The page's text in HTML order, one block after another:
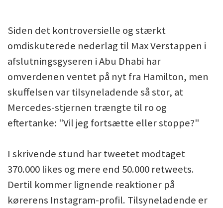
Siden det kontroversielle og stærkt
omdiskuterede nederlag til Max Verstappen i
afslutningsgyseren i Abu Dhabi har
omverdenen ventet på nyt fra Hamilton, men
skuffelsen var tilsyneladende så stor, at
Mercedes-stjernen trængte til ro og
eftertanke: "Vil jeg fortsætte eller stoppe?"
I skrivende stund har tweetet modtaget
370.000 likes og mere end 50.000 retweets.
Dertil kommer lignende reaktioner på
kørerens Instagram-profil. Tilsyneladende er